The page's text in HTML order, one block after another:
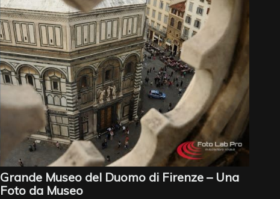
Grande Museo del Duomo di Firenze – Una
Foto da Museo